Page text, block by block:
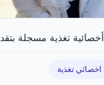
أخصائية تغذية مسجلة
اخصائي تغذية